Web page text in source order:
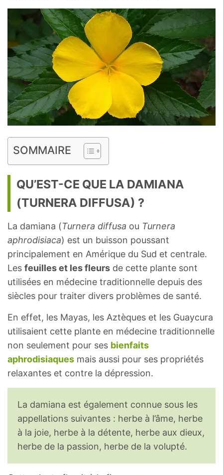
SOMMAIRE
QU’EST-CE QUE LA DAMIANA
(TURNERA DIFFUSA) ?
La damiana (Turnera diffusa ou Turnera
aphrodisiaca) est un buisson poussant
principalement en Amérique du Sud et centrale.
Les feuilles et les fleurs de cette plante sont
utilisées en médecine traditionnelle depuis des
siècles pour traiter divers problèmes de santé.
En effet, les Mayas, les Aztèques et les Guaycura
utilisaient cette plante en médecine traditionnelle
non seulement pour ses bienfaits
aphrodisiaques mais aussi pour ses propriétés
relaxantes et contre la dépression.
La damiana est également connue sous les
appellations suivantes : herbe à l’âme, herbe
à la joie, herbe à la détente, herbe aux dieux,
herbe de la passion, herbe de la volupté.